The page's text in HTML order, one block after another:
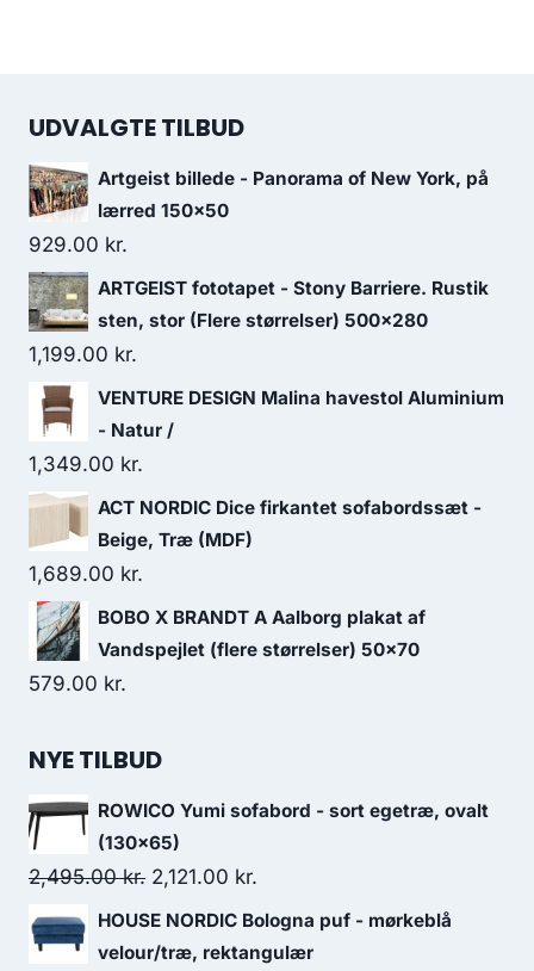
UDVALGTE TILBUD
Artgeist billede - Panorama of New York, på
lærred 150x50
929.00 kr.
ARTGEIST fototapet - Stony Barriere. Rustik
sten, stor (Flere størrelser) 500x280
1,199.00 kr.
VENTURE DESIGN Malina havestol Aluminium
- Natur /
1,349.00 kr.
ACT NORDIC Dice firkantet sofabordssæt -
Beige, Træ (MDF)
1,689.00 kr.
BOBO X BRANDT A Aalborg plakat af
Vandspejlet (flere størrelser) 50x70
579.00 kr.
NYE TILBUD
ROWICO Yumi sofabord - sort egetræ, ovalt
(130x65)
2,495.00kr. 2,121.00 kr.
HOUSE NORDIC Bologna puf - mørkeblå
velour/træ, rektangulær